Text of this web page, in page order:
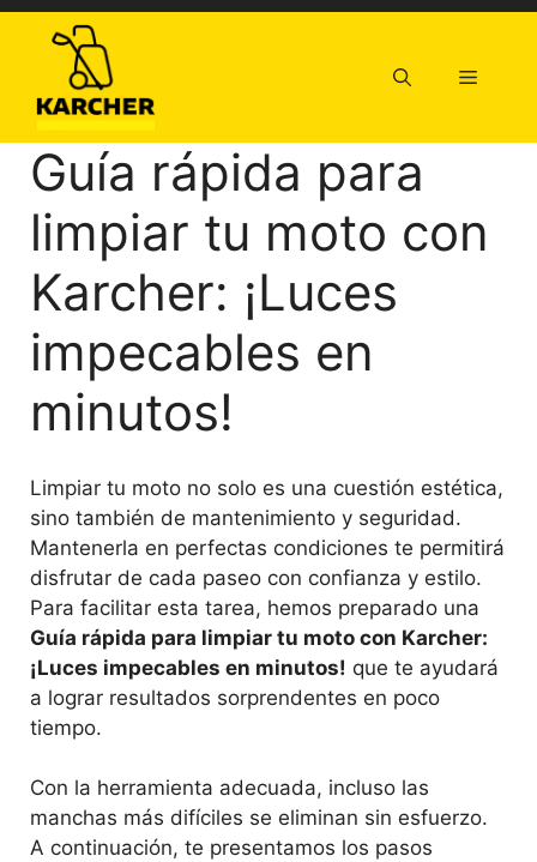
Saltar
contenido
Menú
Guía rápida para
limpiar tu moto con
Karcher: ¡Luces
impecables en
minutos!
Limpiar tu moto no solo es una cuestión estética,
sino también de mantenimiento y seguridad.
Mantenerla en perfectas condiciones te permitirá
disfrutar de cada paseo con confianza y estilo.
Para facilitar esta tarea, hemos preparado una
Guía rápida para limpiar tu moto con Karcher:
¡Luces impecables en minutos! que te ayudará
a lograr resultados sorprendentes en poco
tiempo.
Con la herramienta adecuada, incluso las
manchas más difíciles se eliminan sin esfuerzo.
A continuación, te presentamos los pasos